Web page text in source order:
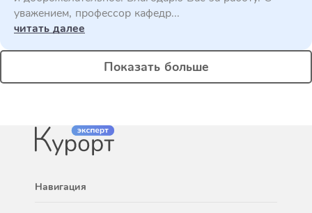
уважением, профессор кафедр...
читать далее
Показать больше
Навигация